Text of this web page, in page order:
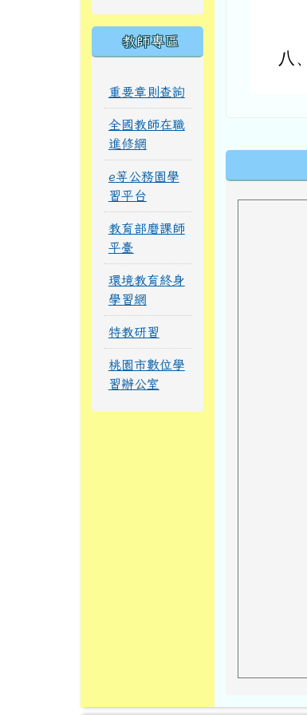
教師專區
重要章則查詢
全國教師在職
進修網
e等公務園學
習平台
教育部磨課師
平臺
環境教育終身
學習網
特教研習
桃園市數位學
習辦公室
八、